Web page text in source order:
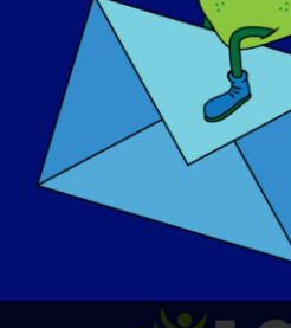
ou para se voluntariar
apresentado numa
visite o nosso site em:
info.org/spotlight-